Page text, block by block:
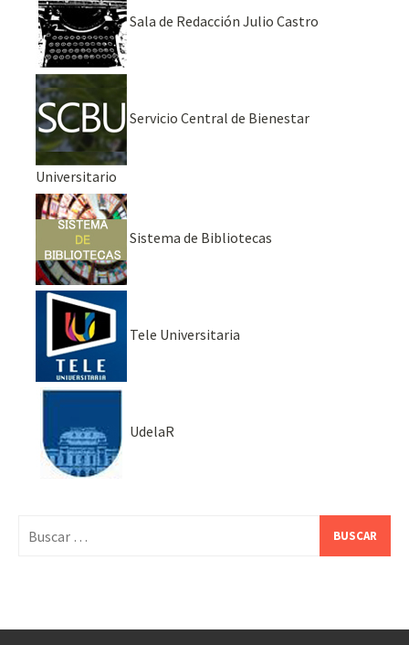
Sala de Redacción Julio Castro
Servicio Central de Bienestar
Universitario
Sistema de Bibliotecas
Tele Universitaria
UdelaR